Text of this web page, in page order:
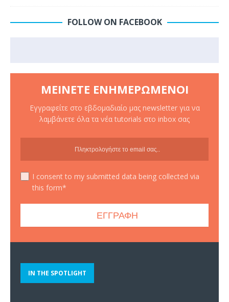
FOLLOW ON FACEBOOK
ΜΕΊΝΕΤΕ ΕΝΗΜΕΡΩΜΈΝΟΙ
Εγγραφείτε στο εβδομαδιαίο μας newsletter για να
λαμβάνετε όλα τα νέα tutorials στο inbox σας
I consent to my submitted data being collected via
this form*
IN THE SPOTLIGHT